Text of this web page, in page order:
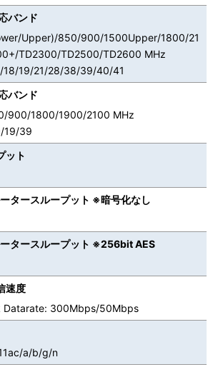
バンド
Upper)/850/900/1500Upper/1800/21
TD2300/TD2500/TD2600 MHz
18/19/21/28/38/39/40/41
バンド
900/1800/1900/2100 MHz
19/39
ット
タースループット ※暗号化なし
タースループット ※256bit AES
速度
Datarate: 300Mbps/50Mbps
a/b/g/n